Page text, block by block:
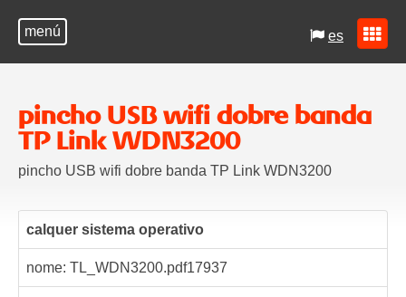
menú es
pincho USB wifi dobre banda
TP Link WDN3200
pincho USB wifi dobre banda TP Link WDN3200
calquer sistema operativo
nome: TL_WDN3200.pdf17937